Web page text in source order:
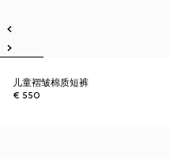
儿童褶皱棉质短裤
€ 550